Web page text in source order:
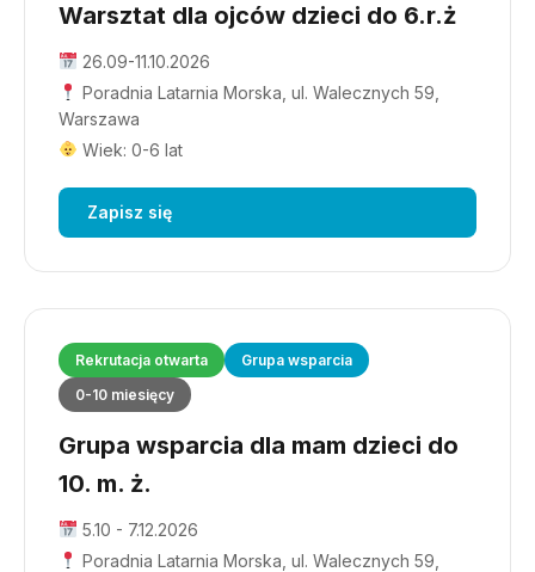
Warsztat dla ojców dzieci do 6.r.ż
26.09-11.10.2026
Poradnia Latarnia Morska, ul. Walecznych 59,
Warszawa
Wiek: 0-6 lat
Zapisz się
Rekrutacja otwarta
Grupa wsparcia
0-10 miesięcy
Grupa wsparcia dla mam dzieci do
10. m. ż.
5.10 - 7.12.2026
Poradnia Latarnia Morska, ul. Walecznych 59,